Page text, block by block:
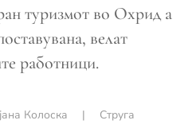
туризмот во Охрид а
велат
работници.
Колоска | Струга